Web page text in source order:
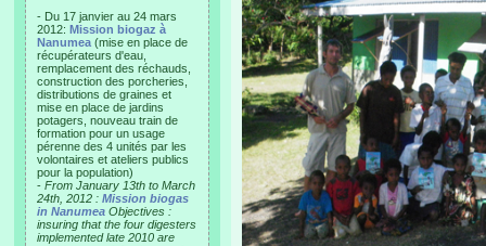
- Du 17 janvier au 24 mars
2012: Mission biogaz à
Nanumea (mise en place de
récupérateurs d'eau,
remplacement des réchauds,
construction des porcheries,
distributions de graines et
mise en place de jardins
potagers, nouveau train de
formation pour un usage
pérenne des 4 unités par les
volontaires et ateliers publics
pour la population)
- From January 13th to March
24th, 2012 : Mission biogas
in Nanumea Objectives :
insuring that the four digesters
implemented late 2010 are